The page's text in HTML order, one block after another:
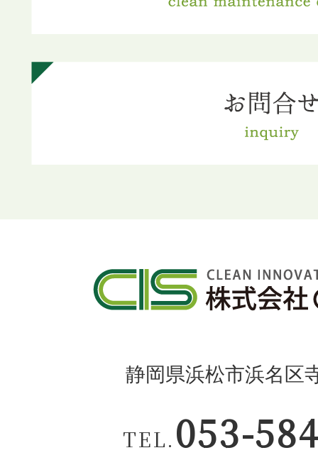
静岡県浜松市浜名区
TEL. 053-